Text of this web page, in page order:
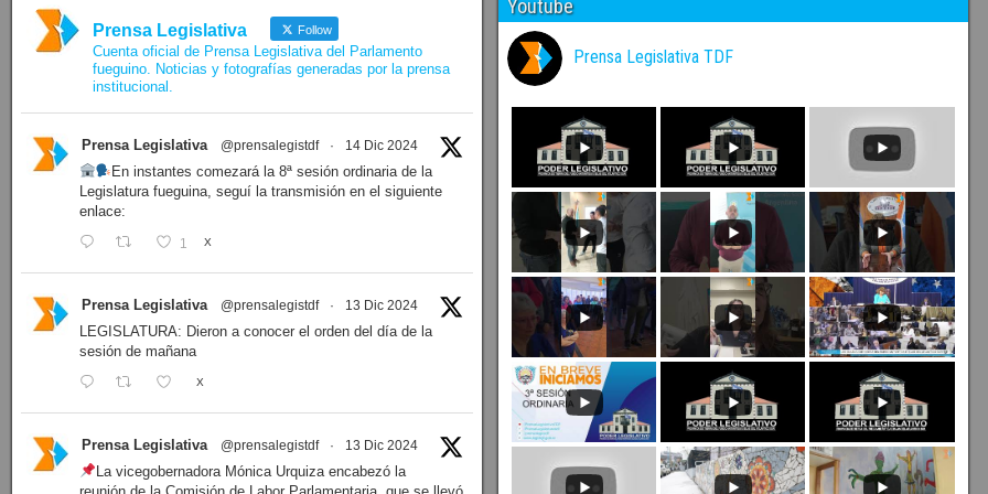
Prensa Legislativa Follow
Cuenta oficial de Prensa Legislativa del Parlamento
fueguino. Noticias y fotografías generadas por la prensa
institucional.
Prensa Legislativa @prensalegistdf · 14 Dic 2024
En instantes comezará la 8ª sesión ordinaria de la
Legislatura fueguina, seguí la transmisión en el siguiente
enlace:
1 X
Prensa Legislativa @prensalegistdf · 13 Dic 2024
LEGISLATURA: Dieron a conocer el orden del día de la
sesión de mañana
X
Prensa Legislativa @prensalegistdf · 13 Dic 2024
La vicegobernadora Mónica Urquiza encabezó la
Youtube
Prensa Legislativa TDF